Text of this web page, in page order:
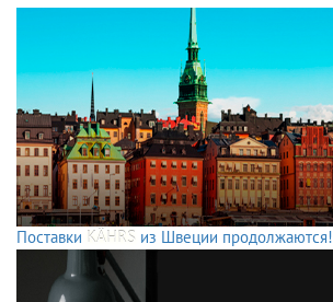
Поставки KÄHRS из Швеции продолжаются!